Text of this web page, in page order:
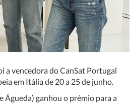
a vencedora do CanSat Portugal
em Itália de 20 a 25 de junho.
Águeda) ganhou o prémio para a